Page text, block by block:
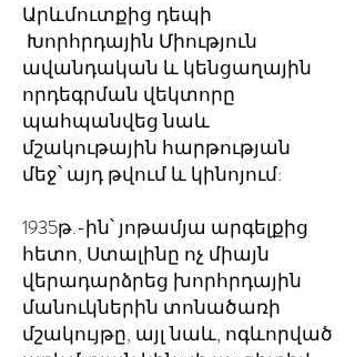
Արևմուտքից դեպի
Խորհրդային Միություն
ավանդական և կենցաղային
որդեգրման վեկտորը
պահպանվեց նաև
մշակութային հարթության
մեջ՝ այդ թվում և կինոյում:
1935թ.-ին՝ յոթամյա արգելքից
հետո, Ստալինը ոչ միայն
վերադարձրեց խորհրդային
մանուկներին տոնածառի
մշակույթը, այլ նաև, ոգևորված